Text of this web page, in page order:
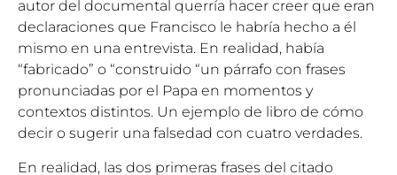
autor del documental querría hacer creer que eran
declaraciones que Francisco le habría hecho a él
mismo en una entrevista. En realidad, había
“fabricado” o “construido “un párrafo con frases
pronunciadas por el Papa en momentos y
contextos distintos. Un ejemplo de libro de cómo
decir o sugerir una falsedad con cuatro verdades.
En realidad, las dos primeras frases del citado